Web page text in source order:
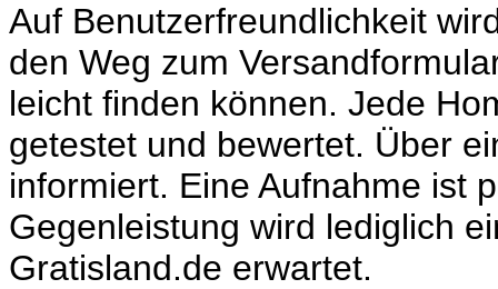
Auf Benutzerfreundlichkeit
den Weg zum
leicht finden können. Jede
getestet und bewertet. Über
informiert. Eine Aufnahme ist
Gegenleistung wird lediglich
Gratisland.de erwartet.